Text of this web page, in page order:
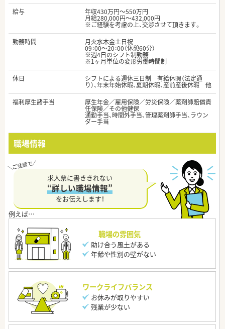
給与
年収430万円～550万円
月給280,000円～432,000円
※ご経験を考慮の上、交渉させて頂きます。
勤務時間
月火水木金土日祝
09：00～20：00（休憩60分）
※週4日のシフト制勤務
※1ヶ月単位の変形労働時間制
休日
シフトによる週休三日制 有給休暇（法定通
り）、年末年始休暇、夏期休暇、産前産後休暇 他
福利厚生諸手当
厚生年金／雇用保険／労災保険／薬剤師賠償責
任保険／その他健保
通勤手当、時間外手当、管理薬剤師手当、ラウン
ダー手当
職場情報
求人票に書ききれない
“詳しい職場情報”
をお伝えします！
職場の雰囲気
助け合う風土がある
年齢や性別の壁がない
ワークライフバランス
お休みが取りやすい
残業が少ない